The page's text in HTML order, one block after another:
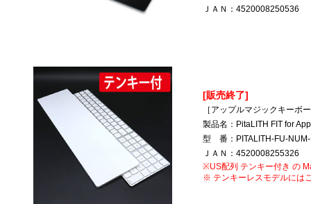
ＪＡＮ：4520008250536
[販売終了]
［アップルマジックキーボ
製品名：PitaLITH FIT for
型 番：PITALITH-FU-
ＪＡＮ：4520008255326
※US配列 テンキー付き の
※ テンキーレスモデルには